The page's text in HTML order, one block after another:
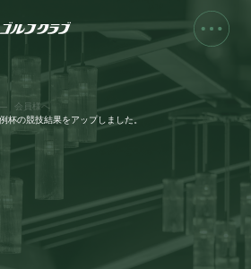
会員様へ
の競技結果をアップしました。